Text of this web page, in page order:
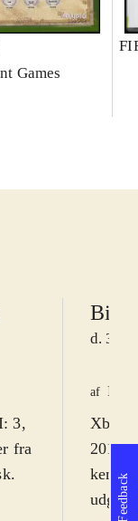
Games
3,
fra
d. 31.
af
Xbox
2012
Feedback